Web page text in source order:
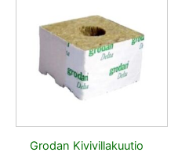
Grodan Kivivillakuutio